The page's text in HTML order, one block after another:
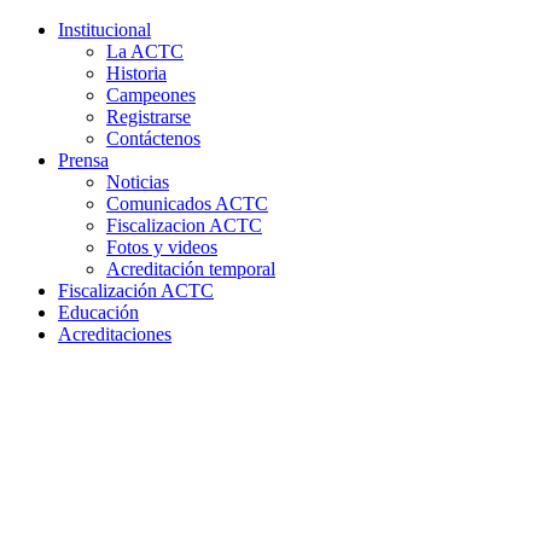
Institucional
La ACTC
Historia
Campeones
Registrarse
Contáctenos
Prensa
Noticias
Comunicados ACTC
Fiscalizacion ACTC
Fotos y videos
Acreditación temporal
Fiscalización ACTC
Educación
Acreditaciones